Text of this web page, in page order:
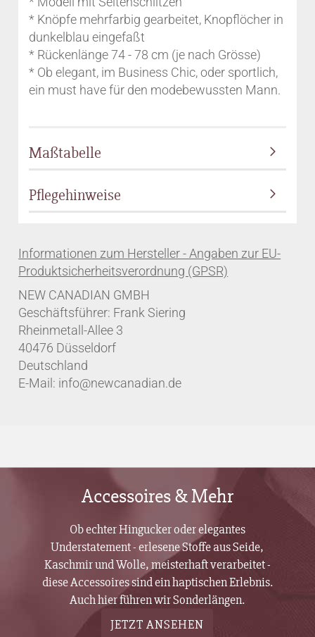
* Knöpfe mehrfarbig gearbeitet, Knopflöcher in
dunkelblau eingefaßt
* Rückenlänge 74 - 78 cm (je nach Grösse)
* Ob elegant, im Business Chic, oder sportlich,
ein must have für den modebewussten Mann.
Maßtabelle
Pflegehinweise
NEW CANADIAN GMBH
Geschäftsführer: Frank Siering
Rheinmetall-Allee 3
40476 Düsseldorf
Deutschland
E-Mail: info@newcanadian.de
Accessoires & Mehr
Ob echter Hingucker oder elegantes
Understatement - erlesene Stoffe aus Seide,
Kaschmir und Wolle, meisterhaft verarbeitet -
diese Accessoires sind ein haptischen Erlebnis.
Auch hier führen wir Sonderlängen.
JETZT ANSEHEN